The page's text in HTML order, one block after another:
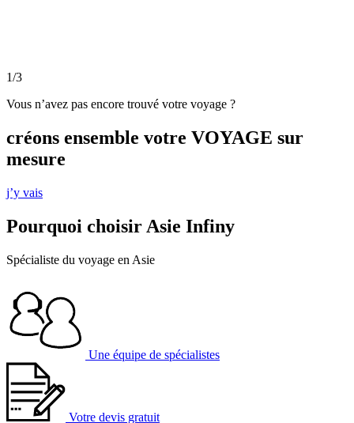
1/3
Vous n’avez pas encore trouvé votre voyage ?
créons ensemble votre VOYAGE sur
mesure
j’y vais
Pourquoi choisir Asie Infiny
Spécialiste du voyage en Asie
Une équipe de spécialistes
Votre devis gratuit